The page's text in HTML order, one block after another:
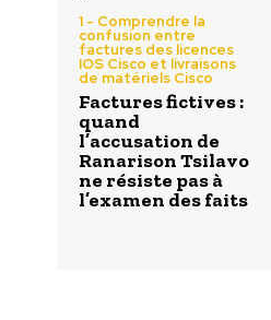
1 - Comprendre la
confusion entre
factures des licences
IOS Cisco et livraisons
de matériels Cisco
Factures fictives :
quand
l’accusation de
Ranarison Tsilavo
ne résiste pas à
l’examen des faits